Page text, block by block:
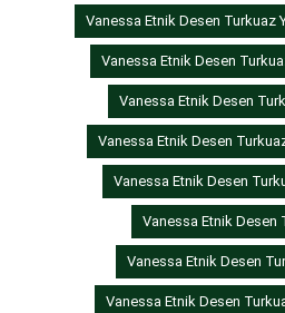
Vanessa Etnik Desen Turkuaz
Vanessa Etnik Desen
Vanessa Etnik Desen
Vanessa Etnik Desen
Vanessa Etnik Desen
Vanessa Etnik Desen
Vanessa Etnik Desen
Vanessa Etnik Desen